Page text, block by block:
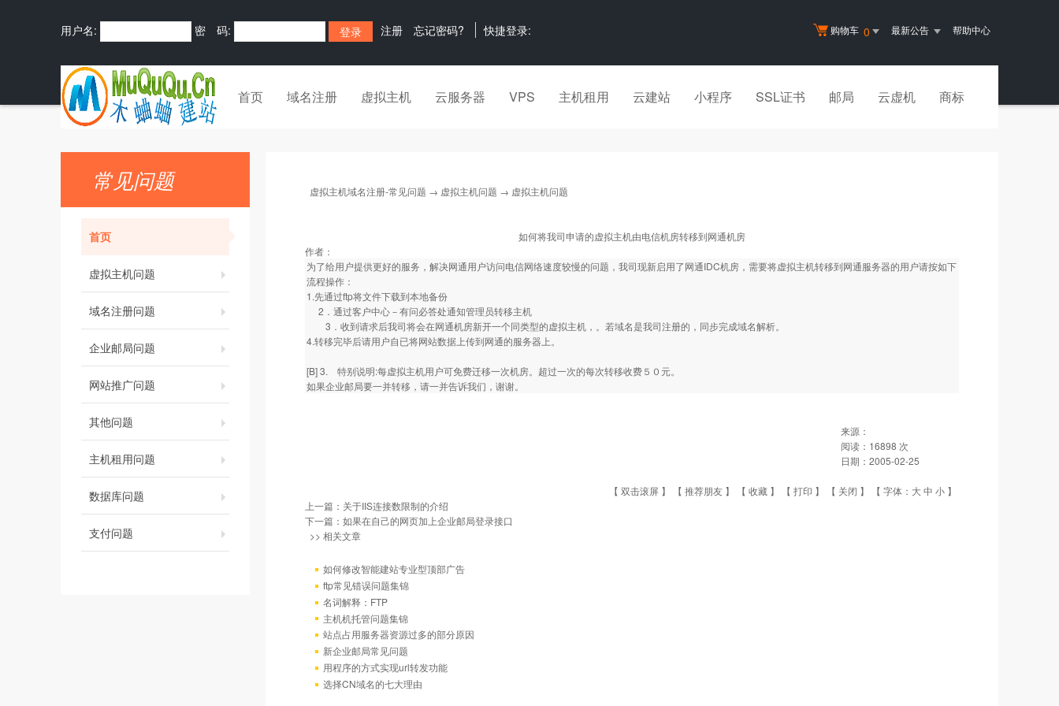
购物车 0 最新公告 帮助中心
用户名: 密 码: 注册 忘记密码? 快捷登录:
首页 域名注册 虚拟主机 云服务器 VPS 主机租用 云建站 小程序 SSL证书 邮局 云虚机 商标
常见问题
首页
虚拟主机问题
域名注册问题
企业邮局问题
网站推广问题
其他问题
主机租用问题
数据库问题
支付问题
虚拟主机域名注册-常见问题 → 虚拟主机问题 → 虚拟主机问题
如何将我司申请的虚拟主机由电信机房转移到网通机房
作者：
为了给用户提供更好的服务，解决网通用户访问电信网络速度较慢的问题，我司现新启用了网通IDC机房，需要将虚拟主机转移到网通服务器的用户请按如下
流程操作：
1.先通过ftp将文件下载到本地备份
2．通过客户中心－有问必答处通知管理员转移主机
3．收到请求后我司将会在网通机房新开一个同类型的虚拟主机，。若域名是我司注册的，同步完成域名解析。
4.转移完毕后请用户自已将网站数据上传到网通的服务器上。
[B] 3. 特别说明:每虚拟主机用户可免费迁移一次机房。超过一次的每次转移收费５０元。
如果企业邮局要一并转移，请一并告诉我们，谢谢。
来源：
阅读： 16898 次
日期： 2005-02-25
【 双击滚屏 】 【 推荐朋友 】 【 收藏 】 【 打印 】 【 关闭 】 【 字体： 大中 小 】
上一篇： 关于IIS连接数限制的介绍
下一篇： 如果在自己的网页加上企业邮局登录接口
>> 相关文章
如何修改智能建站专业型顶部广告
ftp常见错误问题集锦
名词解释：FTP
主机机托管问题集锦
站点占用服务器资源过多的部分原因
新企业邮局常见问题
用程序的方式实现url转发功能
选择CN域名的七大理由